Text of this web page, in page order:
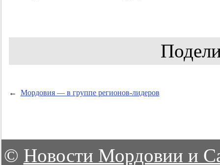
← Мордовия — в группе регионов-лидеров
© Новости Мордовии и